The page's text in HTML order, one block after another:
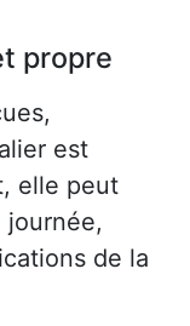
propre
est
elle peut
journée,
de la